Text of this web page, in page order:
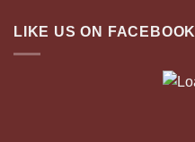
LIKE US ON FACEBOOK